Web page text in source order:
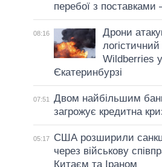
перебої з поставками
08:16
Дрони
Wildberries
Єкатеринбурзі
07:51 Двом найбільшим
загрожує кредитна
05:17
США розширили
через військову
Китаєм та Іраном